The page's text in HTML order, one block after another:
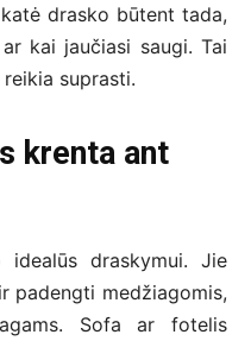
drasko būtent tada,
kai jaučiasi saugi. Tai
suprasti.
krenta ant
draskymui. Jie
padengti medžiagomis,
Sofa ar fotelis